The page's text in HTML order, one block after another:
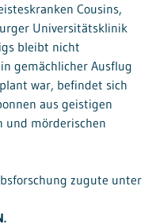
Cousins,
Universitätsklinik
bleibt nicht
gemächlicher Ausflug
war, befindet sich
aus geistigen
und mörderischen
zugute unter